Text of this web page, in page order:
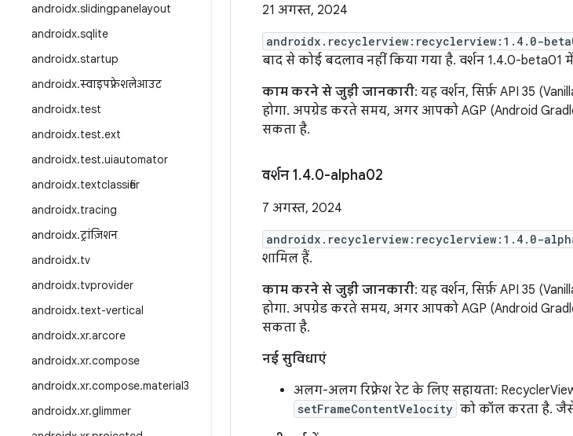
androidx.slidingpanelayout
androidx.sqlite
androidx.startup
androidx.स्वाइपफ़्रेशलेआउट
androidx.test
androidx.test.ext
androidx.test.uiautomator
androidx.textclassifier
androidx.tracing
androidx.ट्रांज़िशन
androidx.tv
androidx.tvprovider
androidx.text-vertical
androidx.xr.arcore
androidx.xr.compose
androidx.xr.compose.material3
androidx.xr.glimmer
21 अगस्त, 2024
androidx.recyclerview:recyclerview:1.4.0-
बाद से कोई बदलाव नहीं किया गया है. वर्शन 1.4.0-beta01 में
काम करने से जुड़ी जानकारी: यह वर्शन, सिर्फ़ API 35
होगा. अपग्रेड करते समय, अगर आपको AGP (Android
सकता है.
वर्शन 1.4.0-alpha02
7 अगस्त, 2024
androidx.recyclerview:recyclerview:1.4.0-
शामिल हैं.
काम करने से जुड़ी जानकारी: यह वर्शन, सिर्फ़ API 35
होगा. अपग्रेड करते समय, अगर आपको AGP (Android
सकता है.
नई सुविधाएं
अलग-अलग रिफ़्रेश रेट के लिए सहायता:
setFrameContentVelocity को कॉल करता है.